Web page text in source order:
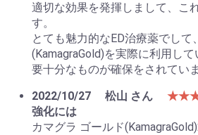
適切な効果を発揮しまして、こ
す。
とても魅力的なED治療薬でして
(KamagraGold)を実際に利用し
要十分なものが確保をされていま
2022/10/27
松山 さん
強化には
カマグラ ゴールド